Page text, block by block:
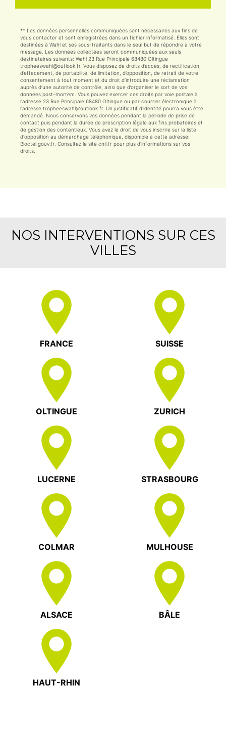
** Les données personnelles communiquées sont nécessaires aux fins de
vous contacter et sont enregistrées dans un fichier informatisé. Elles sont
destinées à Wahl et ses sous-traitants dans le seul but de répondre à votre
message. Les données collectées seront communiquées aux seuls
destinataires suivants: Wahl 23 Rue Principale 68480 Oltingue
tropheeswahl@outlook.fr. Vous disposez de droits d’accès, de rectification,
d’effacement, de portabilité, de limitation, d’opposition, de retrait de votre
consentement à tout moment et du droit d’introduire une réclamation
auprès d’une autorité de contrôle, ainsi que d’organiser le sort de vos
données post-mortem. Vous pouvez exercer ces droits par voie postale à
l'adresse 23 Rue Principale 68480 Oltingue ou par courrier électronique à
l'adresse tropheeswahl@outlook.fr. Un justificatif d'identité pourra vous être
demandé. Nous conservons vos données pendant la période de prise de
contact puis pendant la durée de prescription légale aux fins probatoires et
de gestion des contentieux. Vous avez le droit de vous inscrire sur la liste
d'opposition au démarchage téléphonique, disponible à cette adresse:
Bloctel.gouv.fr. Consultez le site cnil.fr pour plus d’informations sur vos
droits.
NOS INTERVENTIONS SUR CES
VILLES
FRANCE SUISSE
OLTINGUE ZURICH
LUCERNE STRASBOURG
COLMAR MULHOUSE
ALSACE BÂLE
HAUT-RHIN